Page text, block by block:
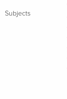
Subjects